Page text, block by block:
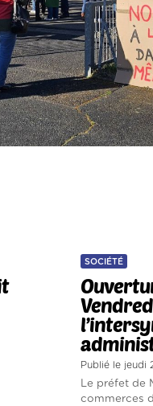
SOCIÉTÉ
Publié le jeudi
Le préfet de
commerces